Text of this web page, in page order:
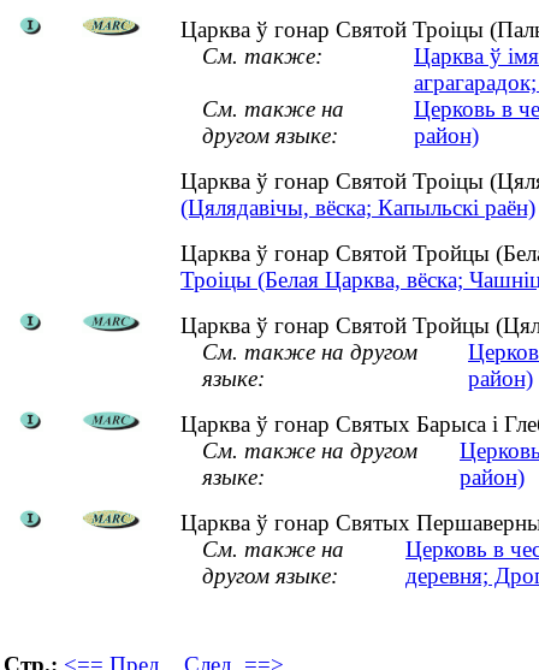
Царква ў гонар Святой Троіцы
См. также:
Царква ў
См. также на
другом языке:
Церковь в
район)
Царква ў гонар Святой Троіцы
(Цялядавічы, вёска; Капыльскі раён)
Царква ў гонар Святой Тройцы
Троіцы (Белая Царква, вёска;
Царква ў гонар Святой Тройцы
См. также на другом
языке:
район)
Царква ў гонар Святых Барыса і
См. также на другом
языке:
район)
Царква ў гонар Святых
См. также на
другом языке:
Церковь в
деревня;
Стр.: <== Пред. След. ==>